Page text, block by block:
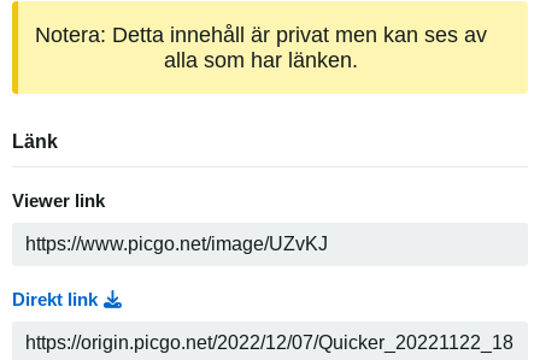
Notera: Detta innehåll är privat men kan ses av
alla som har länken.
Länk
Viewer link
Direkt link